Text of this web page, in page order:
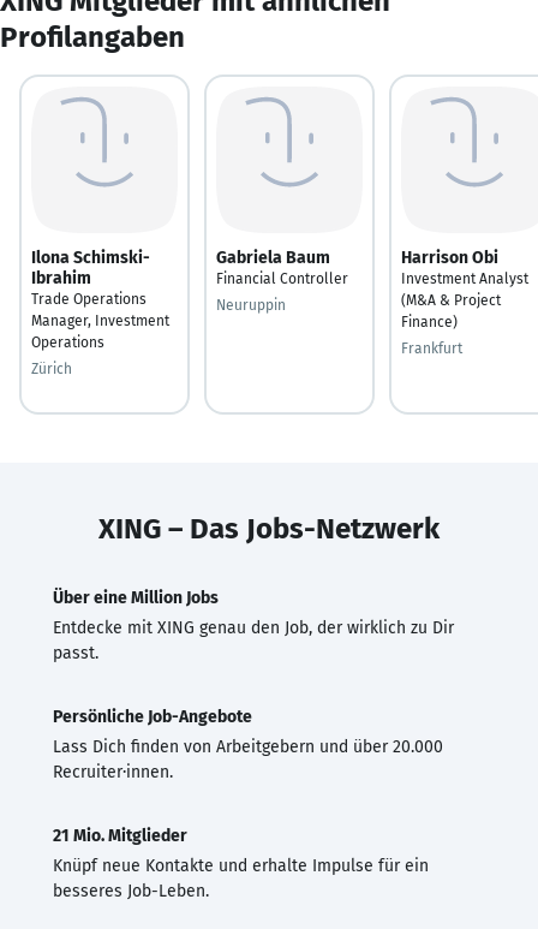
Profilangaben
Ilona Schimski-
Ibrahim
Trade Operations
Manager, Investment
Operations
Zürich
Gabriela Baum
Financial Controller
Neuruppin
Harrison Obi
Investment Analyst
(M&A & Project
Finance)
Frankfurt
XING – Das Jobs-Netzwerk
Über eine Million Jobs
Entdecke mit XING genau den Job, der wirklich zu Dir
passt.
Persönliche Job-Angebote
Lass Dich finden von Arbeitgebern und über 20.000
Recruiter·innen.
21 Mio. Mitglieder
Knüpf neue Kontakte und erhalte Impulse für ein
besseres Job-Leben.